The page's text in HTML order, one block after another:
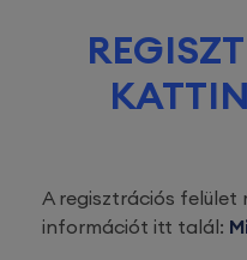
A regisztrációs felület
információt itt talál: